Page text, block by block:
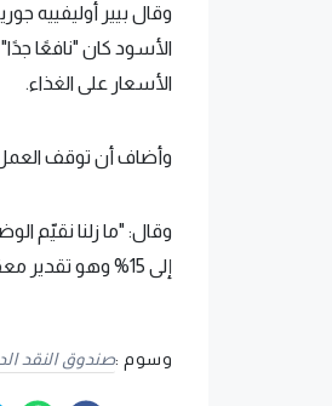
وقال بيير أوليفييه
الأسود كان "نافعًا
الأسعار على الغذاء.
وأضاف أن توقف
إلى 15% وهو تقدير معقول".
وسوم :صندوق النقد